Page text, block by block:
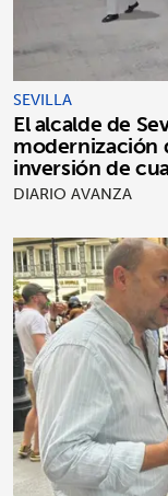
SEVILLA
El alcalde de
modernización
inversión de
DIARIO AVANZA